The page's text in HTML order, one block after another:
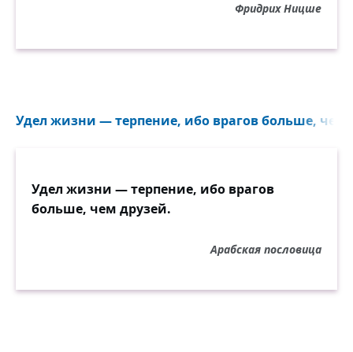
Фридрих Ницше
Удел жизни — терпение, ибо врагов больше, чем
Удел жизни — терпение, ибо врагов
больше, чем друзей.
Арабская пословица